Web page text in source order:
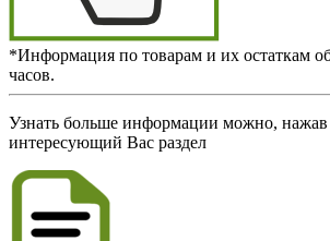
*Информация по товарам и их остаткам
часов.
Узнать больше информации можно,
интересующий Вас раздел